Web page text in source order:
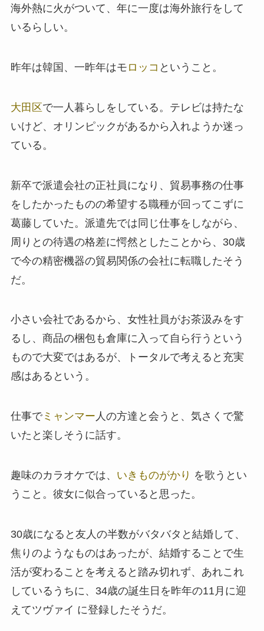
海外熱に火がついて、年に一度は海外旅行をして
いるらしい。
昨年は韓国、一昨年はモ ロッコ ということ。
大田区で一人暮らしをしている。テレビは持たな
いけど、オリンピックがあるから入れようか迷っ
ている。
新卒で派遣会社の正社員になり、貿易事務の仕事
をしたかったものの希望する職種が回ってこずに
葛藤していた。派遣先では同じ仕事をしながら、
周りとの待遇の格差に愕然としたことから、30歳
で今の精密機器の貿易関係の会社に転職したそう
だ。
小さい会社であるから、女性社員がお茶汲みをす
るし、商品の梱包も倉庫に入って自ら行うという
もので大変ではあるが、トータルで考えると充実
感はあるという。
仕事でミャンマー 人の方達と会うと、気さくで驚
いたと楽しそうに話す。
趣味のカラオケでは、 いきものがかり を歌うとい
うこと。彼女に似合っていると思った。
30歳になると友人の半数がバタバタと結婚して、
焦りのようなものはあったが、結婚することで生
活が変わることを考えると踏み切れず、あれこれ
しているうちに、34歳の誕生日を昨年の11月に迎
えてツヴァイ に登録したそうだ。